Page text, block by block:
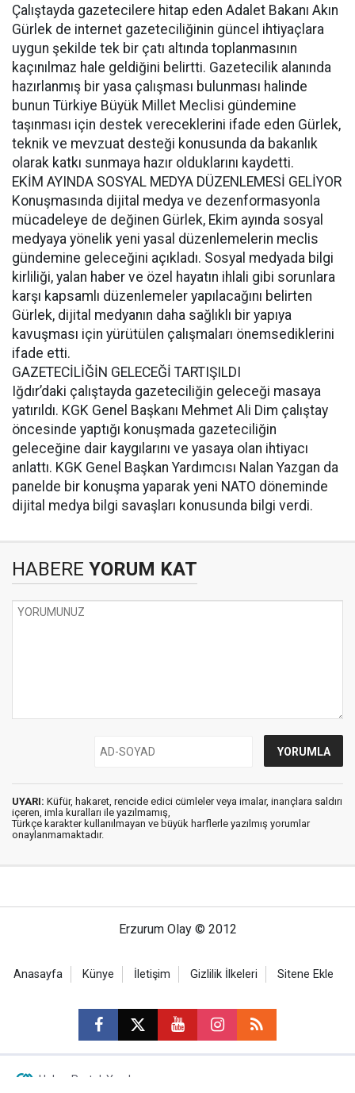
Çalıştayda gazetecilere hitap eden Adalet Bakanı Akın
Gürlek de internet gazeteciliğinin güncel ihtiyaçlara
uygun şekilde tek bir çatı altında toplanmasının
kaçınılmaz hale geldiğini belirtti. Gazetecilik alanında
hazırlanmış bir yasa çalışması bulunması halinde
bunun Türkiye Büyük Millet Meclisi gündemine
taşınması için destek vereceklerini ifade eden Gürlek,
teknik ve mevzuat desteği konusunda da bakanlık
olarak katkı sunmaya hazır olduklarını kaydetti.
EKİM AYINDA SOSYAL MEDYA DÜZENLEMESİ GELİYOR
Konuşmasında dijital medya ve dezenformasyonla
mücadeleye de değinen Gürlek, Ekim ayında sosyal
medyaya yönelik yeni yasal düzenlemelerin meclis
gündemine geleceğini açıkladı. Sosyal medyada bilgi
kirliliği, yalan haber ve özel hayatın ihlali gibi sorunlara
karşı kapsamlı düzenlemeler yapılacağını belirten
Gürlek, dijital medyanın daha sağlıklı bir yapıya
kavuşması için yürütülen çalışmaları önemsediklerini
ifade etti.
GAZETECİLİĞİN GELECEĞİ TARTIŞILDI
Iğdır’daki çalıştayda gazeteciliğin geleceği masaya
yatırıldı. KGK Genel Başkanı Mehmet Ali Dim çalıştay
öncesinde yaptığı konuşmada gazeteciliğin
geleceğine dair kaygılarını ve yasaya olan ihtiyacı
anlattı. KGK Genel Başkan Yardımcısı Nalan Yazgan da
panelde bir konuşma yaparak yeni NATO döneminde
dijital medya bilgi savaşları konusunda bilgi verdi.
HABERE YORUM KAT
UYARI: Küfür, hakaret, rencide edici cümleler veya imalar, inançlara saldırı
içeren, imla kuralları ile yazılmamış,
Türkçe karakter kullanılmayan ve büyük harflerle yazılmış yorumlar
onaylanmamaktadır.
Erzurum Olay © 2012
Anasayfa Künye İletişim Gizlilik İlkeleri Sitene Ekle
Haber Portalı Yazılımı